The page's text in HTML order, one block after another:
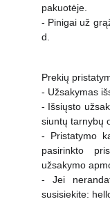
pakuotėje.
- Pinigai už
d.
Prekių
- Užsakymas
- Išsiųsto
siuntų tarnybų
- Pristatymo
pasirinkto
užsakymo
- Jei
susisiekite: